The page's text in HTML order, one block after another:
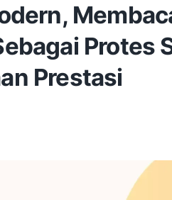
Protes
Prestasi